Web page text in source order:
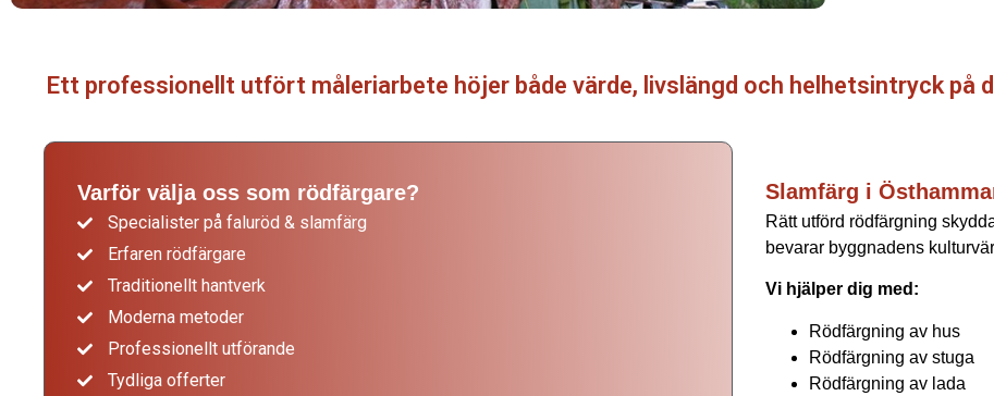
Ett professionellt utfört måleriarbete höjer både värde, livslängd och helhetsintryck på
Varför välja oss som rödfärgare?
Specialister på faluröd & slamfärg
Erfaren rödfärgare
Traditionellt hantverk
Moderna metoder
Professionellt utförande
Tydliga offerter
Slamfärg i
Rätt utförd rödfärgning
bevarar byggnadens
Vi hjälper dig med:
Rödfärgning av hus
Rödfärgning av stuga
Rödfärgning av lada